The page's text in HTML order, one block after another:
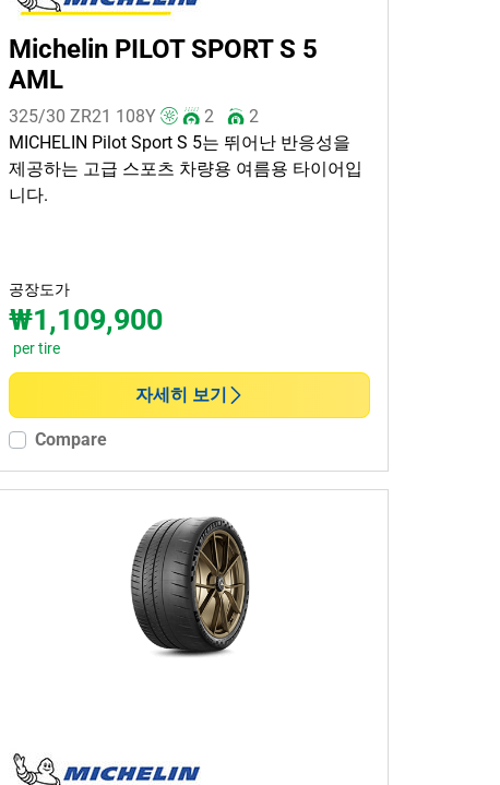
Michelin PILOT SPORT S 5
AML
325/30 ZR21 108Y 2
2
MICHELIN Pilot Sport S 5는 뛰어난 반응성을
제공하는 고급 스포츠 차량용 여름용 타이어입
니다.
공장도가
₩1,109,900
per tire
자세히 보기
Compare